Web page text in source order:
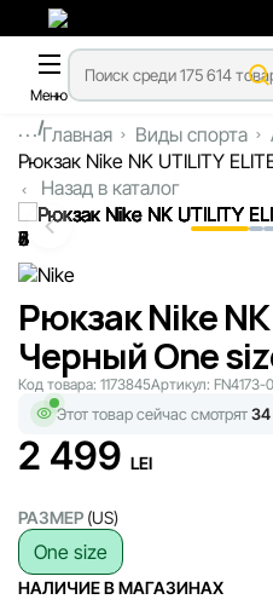
Меню
...Главная Виды спорта
Рюкзак Nike NK UTILITY
Назад в каталог
Рюкзак Nike NK
Черный One
Код товара: 1173845Артикул: FN4173-
Этот товар сейчас смотрят34
2 499 LEI
РАЗМЕР (US)
One size
НАЛИЧИЕ В МАГАЗИНАХ